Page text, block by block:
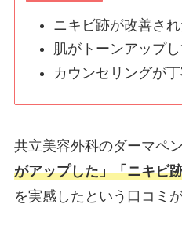
ニキビ跡が改善され
肌がトーンアップ
カウンセリングが
共立美容外科のダーマペン
がアップした」「ニキビ
を実感したという口コミ